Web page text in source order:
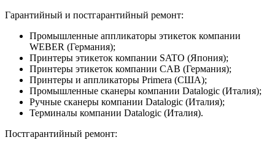
Гарантийный и постгарантийный ремонт:
Промышленные аппликаторы этикеток компании
WEBER (Германия);
Принтеры этикеток компании SATO (Япония);
Принтеры этикеток компании CAB (Германия);
Принтеры и аппликаторы Primera (США);
Промышленные сканеры компании Datalogic (Италия);
Ручные сканеры компании Datalogic (Италия);
Терминалы компании Datalogic (Италия).
Постгарантийный ремонт: